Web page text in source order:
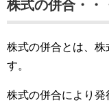
株式の併合・・
株式の併合とは、株
す。
株式の併合により